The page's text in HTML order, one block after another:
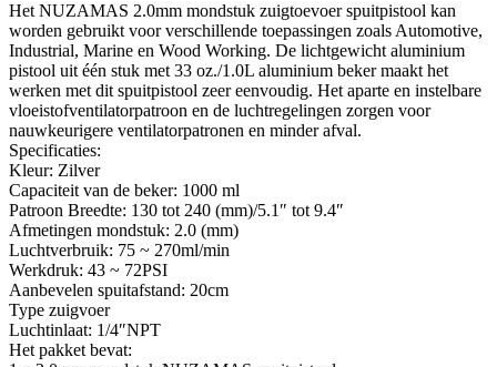
Het NUZAMAS 2.0mm mondstuk zuigtoevoer spuitpistool kan
worden gebruikt voor verschillende toepassingen zoals Automotive,
Industrial, Marine en Wood Working. De lichtgewicht aluminium
pistool uit één stuk met 33 oz./1.0L aluminium beker maakt het
werken met dit spuitpistool zeer eenvoudig. Het aparte en instelbare
vloeistofventilatorpatroon en de luchtregelingen zorgen voor
nauwkeurigere ventilatorpatronen en minder afval.
Specificaties:
Kleur: Zilver
Capaciteit van de beker: 1000 ml
Patroon Breedte: 130 tot 240 (mm)/5.1″ tot 9.4″
Afmetingen mondstuk: 2.0 (mm)
Luchtverbruik: 75 ~ 270ml/min
Werkdruk: 43 ~ 72PSI
Aanbevelen spuitafstand: 20cm
Type zuigvoer
Luchtinlaat: 1/4″NPT
Het pakket bevat: